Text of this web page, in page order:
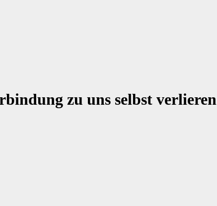
zu uns selbst verlieren